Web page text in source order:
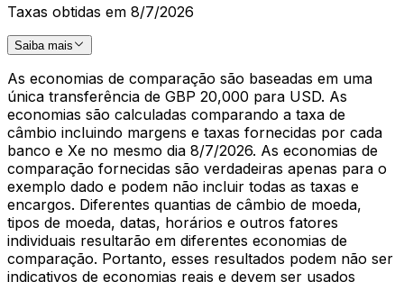
Taxas obtidas em 8/7/2026
Saiba mais
As economias de comparação são baseadas em uma
única transferência de GBP 20,000 para USD. As
economias são calculadas comparando a taxa de
câmbio incluindo margens e taxas fornecidas por cada
banco e Xe no mesmo dia 8/7/2026. As economias de
comparação fornecidas são verdadeiras apenas para o
exemplo dado e podem não incluir todas as taxas e
encargos. Diferentes quantias de câmbio de moeda,
tipos de moeda, datas, horários e outros fatores
individuais resultarão em diferentes economias de
comparação. Portanto, esses resultados podem não ser
indicativos de economias reais e devem ser usados